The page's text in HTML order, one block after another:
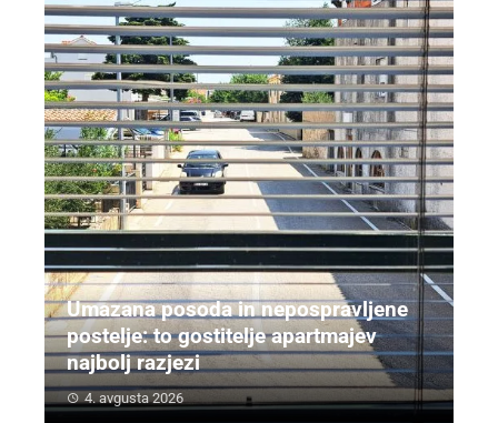
Umazana posoda in nepospravljene
postelje: to gostitelje apartmajev
najbolj razjezi
4. avgusta 2026